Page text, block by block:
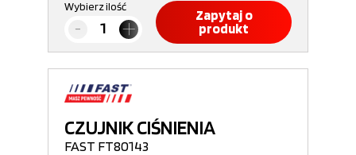
Wybierz ilość
Zapytaj o
produkt
CZUJNIK CIŚNIENIA
FAST FT80143